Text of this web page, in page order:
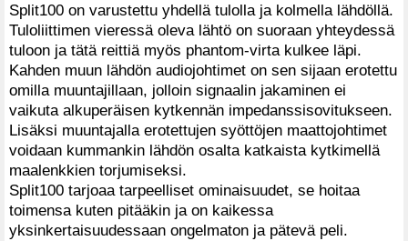
Split100 on varustettu yhdellä tulolla ja kolmella lähdöllä.
Tuloliittimen vieressä oleva lähtö on suoraan yhteydessä
tuloon ja tätä reittiä myös phantom-virta kulkee läpi.
Kahden muun lähdön audiojohtimet on sen sijaan erotettu
omilla muuntajillaan, jolloin signaalin jakaminen ei
vaikuta alkuperäisen kytkennän impedanssisovitukseen.
Lisäksi muuntajalla erotettujen syöttöjen maattojohtimet
voidaan kummankin lähdön osalta katkaista kytkimellä
maalenkkien torjumiseksi.
Split100 tarjoaa tarpeelliset ominaisuudet, se hoitaa
toimensa kuten pitääkin ja on kaikessa
yksinkertaisuudessaan ongelmaton ja pätevä peli.